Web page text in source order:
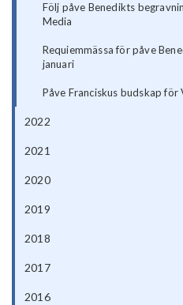
Följ påve Benedikts
Media
Requiemmässa för påve
januari
Påve Franciskus budskap
2022
2021
2020
2019
2018
2017
2016